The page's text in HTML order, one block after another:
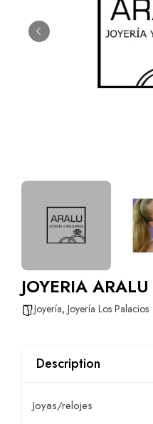
JOYERIA ARALU
Joyería, Joyería Los Palacios
Description
Joyas/relojes